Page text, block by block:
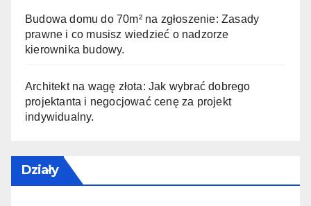
Budowa domu do 70m² na zgłoszenie: Zasady
prawne i co musisz wiedzieć o nadzorze
kierownika budowy.
Architekt na wagę złota: Jak wybrać dobrego
projektanta i negocjować cenę za projekt
indywidualny.
Działy